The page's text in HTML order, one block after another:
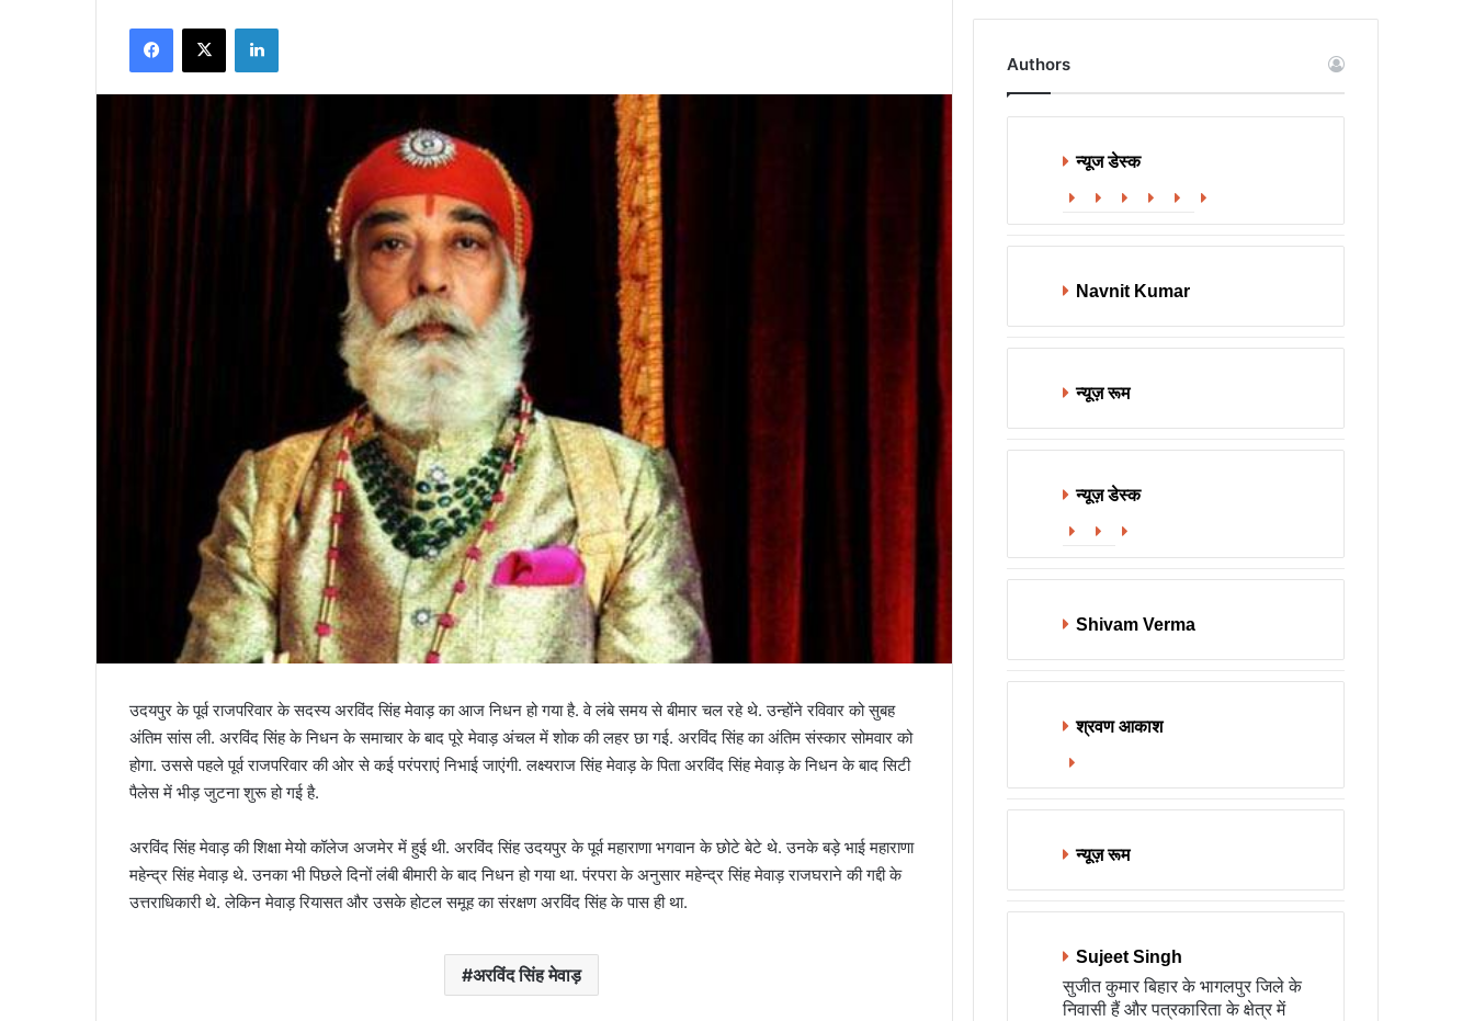
email
Facebook
X LinkedIn
उदयपुर के पूर्व राजपरिवार के सदस्य अरविंद सिंह मेवाड़ का आज निधन हो गया है. वे लंबे समय से बीमार चल रहे थे. उन्होंने रविवार को सुबह
अंतिम सांस ली. अरविंद सिंह के निधन के समाचार के बाद पूरे मेवाड़ अंचल में शोक की लहर छा गई. अरविंद सिंह का अंतिम संस्कार सोमवार को
होगा. उससे पहले पूर्व राजपरिवार की ओर से कई परंपराएं निभाई जाएंगी. लक्ष्यराज सिंह मेवाड़ के पिता अरविंद सिंह मेवाड़ के निधन के बाद सिटी
पैलेस में भीड़ जुटना शुरू हो गई है.
अरविंद सिंह मेवाड़ की शिक्षा मेयो कॉलेज अजमेर में हुई थी. अरविंद सिंह उदयपुर के पूर्व महाराणा भगवान के छोटे बेटे थे. उनके बड़े भाई महाराणा
महेन्द्र सिंह मेवाड़ थे. उनका भी पिछले दिनों लंबी बीमारी के बाद निधन हो गया था. पंरपरा के अनुसार महेन्द्र सिंह मेवाड़ राजघराने की गद्दी के
उत्तराधिकारी थे. लेकिन मेवाड़ रियासत और उसके होटल समूह का संरक्षण अरविंद सिंह के पास ही था.
अरविंद सिंह मेवाड़
Authors
न्यूज डेस्क
Website
Facebook
X LinkedIn
YouTube
Instagram
Navnit Kumar
न्यूज़ रूम
न्यूज़ डेस्क
Website
Facebook
X
Shivam Verma
श्रवण आकाश
Website
न्यूज़ रूम
Sujeet Singh
सुजीत कुमार बिहार के भागलपुर जिले के
निवासी हैं और पत्रकारिता के क्षेत्र में